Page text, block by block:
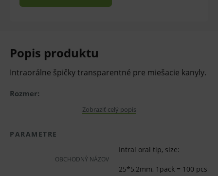
Popis produktu
Intraorálne špičky transparentné pre miešacie kanyly.
Rozmer:
Balenie:
Pred použitím zdravotníckej pomôcky a diagnostickej
Zobraziť celý popis
PARAMETRE
OBCHODNÝ NÁZOV
Intral oral tip, size:
25*5,2mm, 1pack = 100 pcs